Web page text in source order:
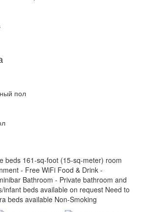
пол
beds 161-sq-foot (15-sq-meter) room
- Free WiFi Food & Drink -
Bathroom - Private bathroom and
infant beds available on request Need to
beds available Non-Smoking